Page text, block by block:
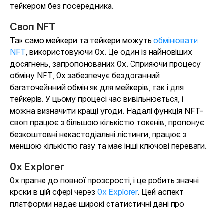
тейкером без посередника.
Своп NFT
Так само мейкери та тейкери можуть обмінювати
NFT, використовуючи 0x. Це один із найновіших
досягнень, запропонованих 0x. Сприяючи процесу
обміну NFT, 0x забезпечує бездоганний
багаточейнний обмін як для мейкерів, так і для
тейкерів. У цьому процесі час вивільнюється, і
можна визначити кращі угоди. Надалі функція NFT-
своп працює з більшою кількістю токенів, пропонує
безкоштовні некастодіальні лістинги, працює з
меншою кількістю газу та має інші ключові переваги.
0x Explorer
0x прагне до повної прозорості, і це робить значні
кроки в цій сфері через 0x Explorer. Цей аспект
платформи надає широкі статистичні дані про